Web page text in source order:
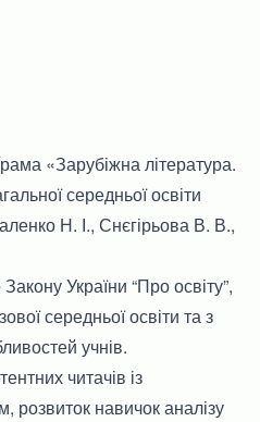
«Зарубіжна література.
середньої освіти
Н. І., Снєгірьова В. В.,
України “Про освіту”,
середньої освіти та з
учнів.
читачів із
розвиток навичок аналізу